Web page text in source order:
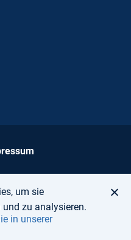
um sie
zu analysieren.
in unserer